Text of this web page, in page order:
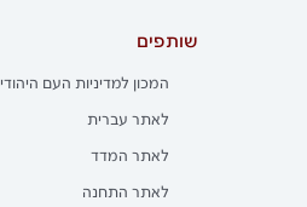
שותפים
המכון למדיניות העם היהודי
לאתר עברית
לאתר המדד
לאתר התחנה